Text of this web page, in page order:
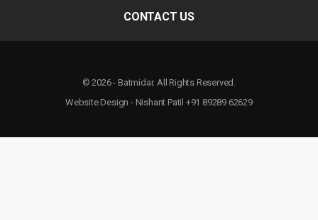
CONTACT US
© 2026 - Batmidar. All Rights Reserved.
Website Design - Nishant Patil +91 89289 62629